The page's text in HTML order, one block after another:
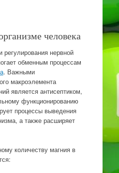
человека
нервной
обменным процессам
. Важными
макроэлемента
является антисептиком,
функционированию
процессы выведения
а также расширяет
количеству магния в